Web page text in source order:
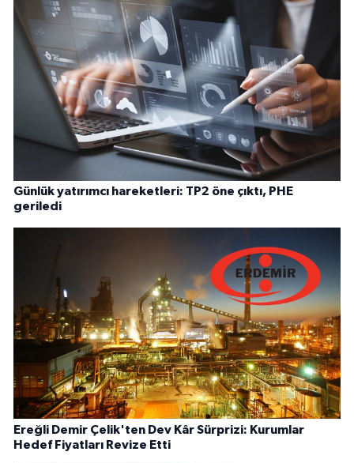
Günlük yatırımcı hareketleri: TP2 öne çıktı, PHE
geriledi
Ereğli Demir Çelik'ten Dev Kâr Sürprizi: Kurumlar
Hedef Fiyatları Revize Etti